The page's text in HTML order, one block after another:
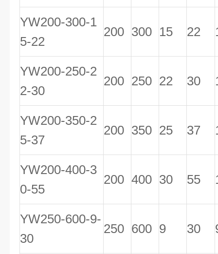
YW200-300-1
5-22
200 300 15 22
YW200-250-2
2-30
200 250 22 30
YW200-350-2
5-37
200 350 25 37
YW200-400-3
0-55
200 400 30 55
YW250-600-9-
30
250 600 9 30